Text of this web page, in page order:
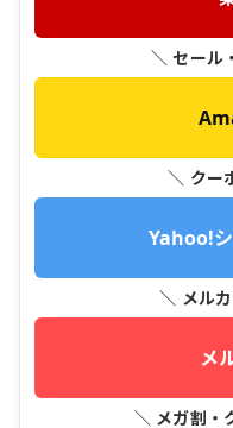
＼ セール
＼ クー
Yahoo!
＼ メル
メ
＼ メガ割・